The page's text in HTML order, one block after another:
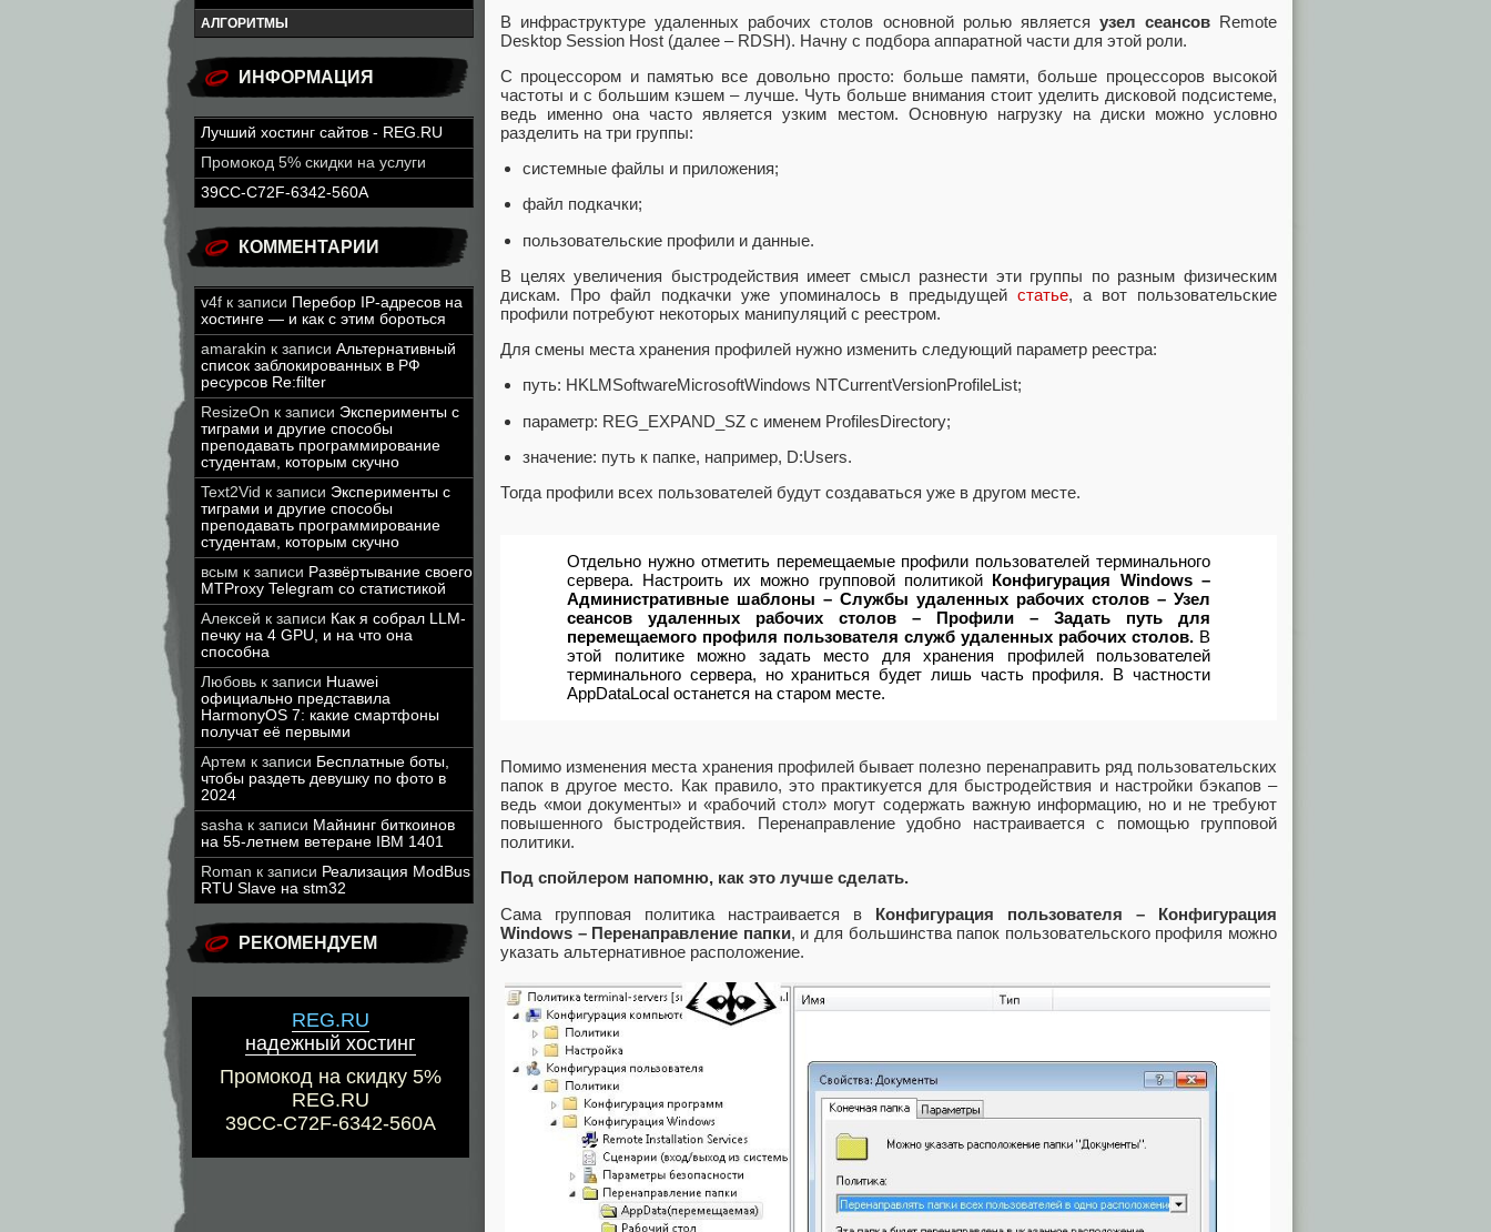
АЛГОРИТМЫ
ИНФОРМАЦИЯ
Лучший хостинг сайтов - REG.RU
Промокод 5% скидки на услуги
39CC-C72F-6342-560A
КОММЕНТАРИИ
v4f к записи Перебор IP-адресов на
хостинге — и как с этим бороться
amarakin к записи Альтернативный
список заблокированных в РФ
ресурсов Re:filter
ResizeOn к записи Эксперименты с
тиграми и другие способы
преподавать программирование
студентам, которым скучно
Text2Vid к записи Эксперименты с
тиграми и другие способы
преподавать программирование
студентам, которым скучно
всым к записи Развёртывание своего
MTProxy Telegram со статистикой
Алексей к записи Как я собрал LLM-
печку на 4 GPU, и на что она
способна
Любовь к записи Huawei
официально представила
HarmonyOS 7: какие смартфоны
получат её первыми
Артем к записи Бесплатные боты,
чтобы раздеть девушку по фото в
2024
sasha к записи Майнинг биткоинов
на 55-летнем ветеране IBM 1401
Roman к записи Реализация ModBus
RTU Slave на stm32
РЕКОМЕНДУЕМ
REG.RU
надежный хостинг
Промокод на скидку 5%
REG.RU
39CC-C72F-6342-560A
В инфраструктуре удаленных рабочих столов основной ролью является узел сеансовRemote
Desktop Session Host (далее – RDSH). Начну с подбора аппаратной части для этой роли.
С процессором и памятью все довольно просто: больше памяти, больше процессоров высокой
частоты и с большим кэшем – лучше. Чуть больше внимания стоит уделить дисковой подсистеме,
ведь именно она часто является узким местом. Основную нагрузку на диски можно условно
разделить на три группы:
системные файлы и приложения;
файл подкачки;
пользовательские профили и данные.
В целях увеличения быстродействия имеет смысл разнести эти группы по разным физическим
дискам. Про файл подкачки уже упоминалось в предыдущейстатье, а вот пользовательские
профили потребуют некоторых манипуляций с реестром.
Для смены места хранения профилей нужно изменить следующий параметр реестра:
путь: HKLMSoftwareMicrosoftWindows NTCurrentVersionProfileList;
параметр: REG_EXPAND_SZ с именем ProfilesDirectory;
значение: путь к папке, например, D:Users.
Тогда профили всех пользователей будут создаваться уже в другом месте.
Отдельно нужно отметить перемещаемые профили пользователей терминального
сервера. Настроить их можно групповой политикой Конфигурация Windows –
Административные шаблоны – Службы удаленных рабочих столов – Узел
сеансов удаленных рабочих столов – Профили – Задать путь для
перемещаемого профиля пользователя служб удаленных рабочих столов. В
этой политике можно задать место для хранения профилей пользователей
терминального сервера, но храниться будет лишь часть профиля. В частности
AppDataLocal останется на старом месте.
Помимо изменения места хранения профилей бывает полезно перенаправить ряд пользовательских
папок в другое место. Как правило, это практикуется для быстродействия и настройки бэкапов –
ведь «мои документы» и «рабочий стол» могут содержать важную информацию, но и не требуют
повышенного быстродействия. Перенаправление удобно настраивается с помощью групповой
политики.
Под спойлером напомню, как это лучше сделать.
Сама групповая политика настраивается в Конфигурация пользователя – Конфигурация
Windows – Перенаправление папки, и для большинства папок пользовательского профиля можно
указать альтернативное расположение.